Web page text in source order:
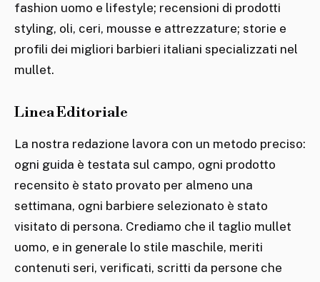
fashion uomo e lifestyle; recensioni di prodotti
styling, oli, ceri, mousse e attrezzature; storie e
profili dei migliori barbieri italiani specializzati nel
mullet.
Linea Editoriale
La nostra redazione lavora con un metodo preciso:
ogni guida è testata sul campo, ogni prodotto
recensito è stato provato per almeno una
settimana, ogni barbiere selezionato è stato
visitato di persona. Crediamo che il taglio mullet
uomo, e in generale lo stile maschile, meriti
contenuti seri, verificati, scritti da persone che